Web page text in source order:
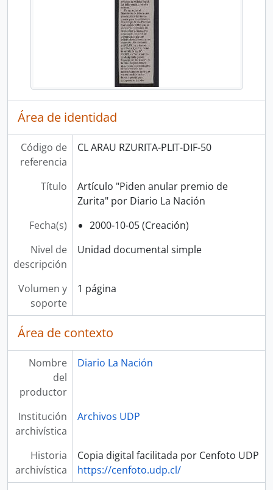
Área de identidad
Código de
referencia
CL ARAU RZURITA-PLIT-DIF-50
Título
Artículo "Piden anular premio de
Zurita" por Diario La Nación
Fecha(s)
2000-10-05 (Creación)
Nivel de
descripción
Unidad documental simple
Volumen y
soporte
1 página
Área de contexto
Nombre
del
productor
Diario La Nación
Institución
archivística
Archivos UDP
Historia
archivística
Copia digital facilitada por Cenfoto UDP
https://cenfoto.udp.cl/